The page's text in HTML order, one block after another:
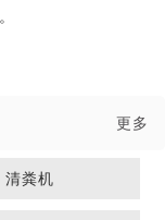
更多
清粪机